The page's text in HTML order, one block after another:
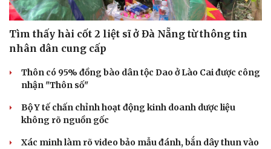
Tìm thấy hài cốt 2 liệt sĩ ở Đà Nẵng từ thông tin
nhân dân cung cấp
Thôn có 95% đồng bào dân tộc Dao ở Lào Cai được công
nhận "Thôn số"
Bộ Y tế chấn chỉnh hoạt động kinh doanh dược liệu
không rõ nguồn gốc
Xác minh làm rõ video bảo mẫu đánh, bắn dây thun vào